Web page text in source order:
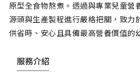
原型全食物熬煮。透過與專業兒童營
源頭與生產製程進行嚴格把關，致力
供省時、安心且具備最高營養價值的
服務介紹